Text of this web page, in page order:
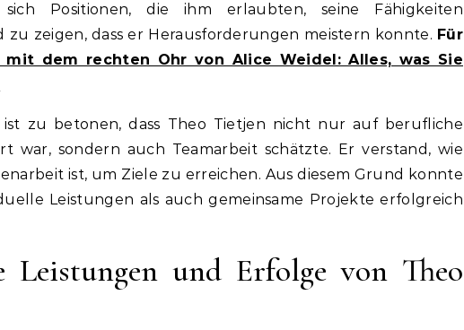
Positionen, die ihm erlaubten, seine Fähigkeiten
zu zeigen, dass er Herausforderungen meistern konnte. Für
mit dem rechten Ohr von Alice Weidel: Alles, was Sie
ist zu betonen, dass Theo Tietjen nicht nur auf berufliche
war, sondern auch Teamarbeit schätzte. Er verstand, wie
ist, um Ziele zu erreichen. Aus diesem Grund konnte
Leistungen als auch gemeinsame Projekte erfolgreich
Leistungen und Erfolge von Theo